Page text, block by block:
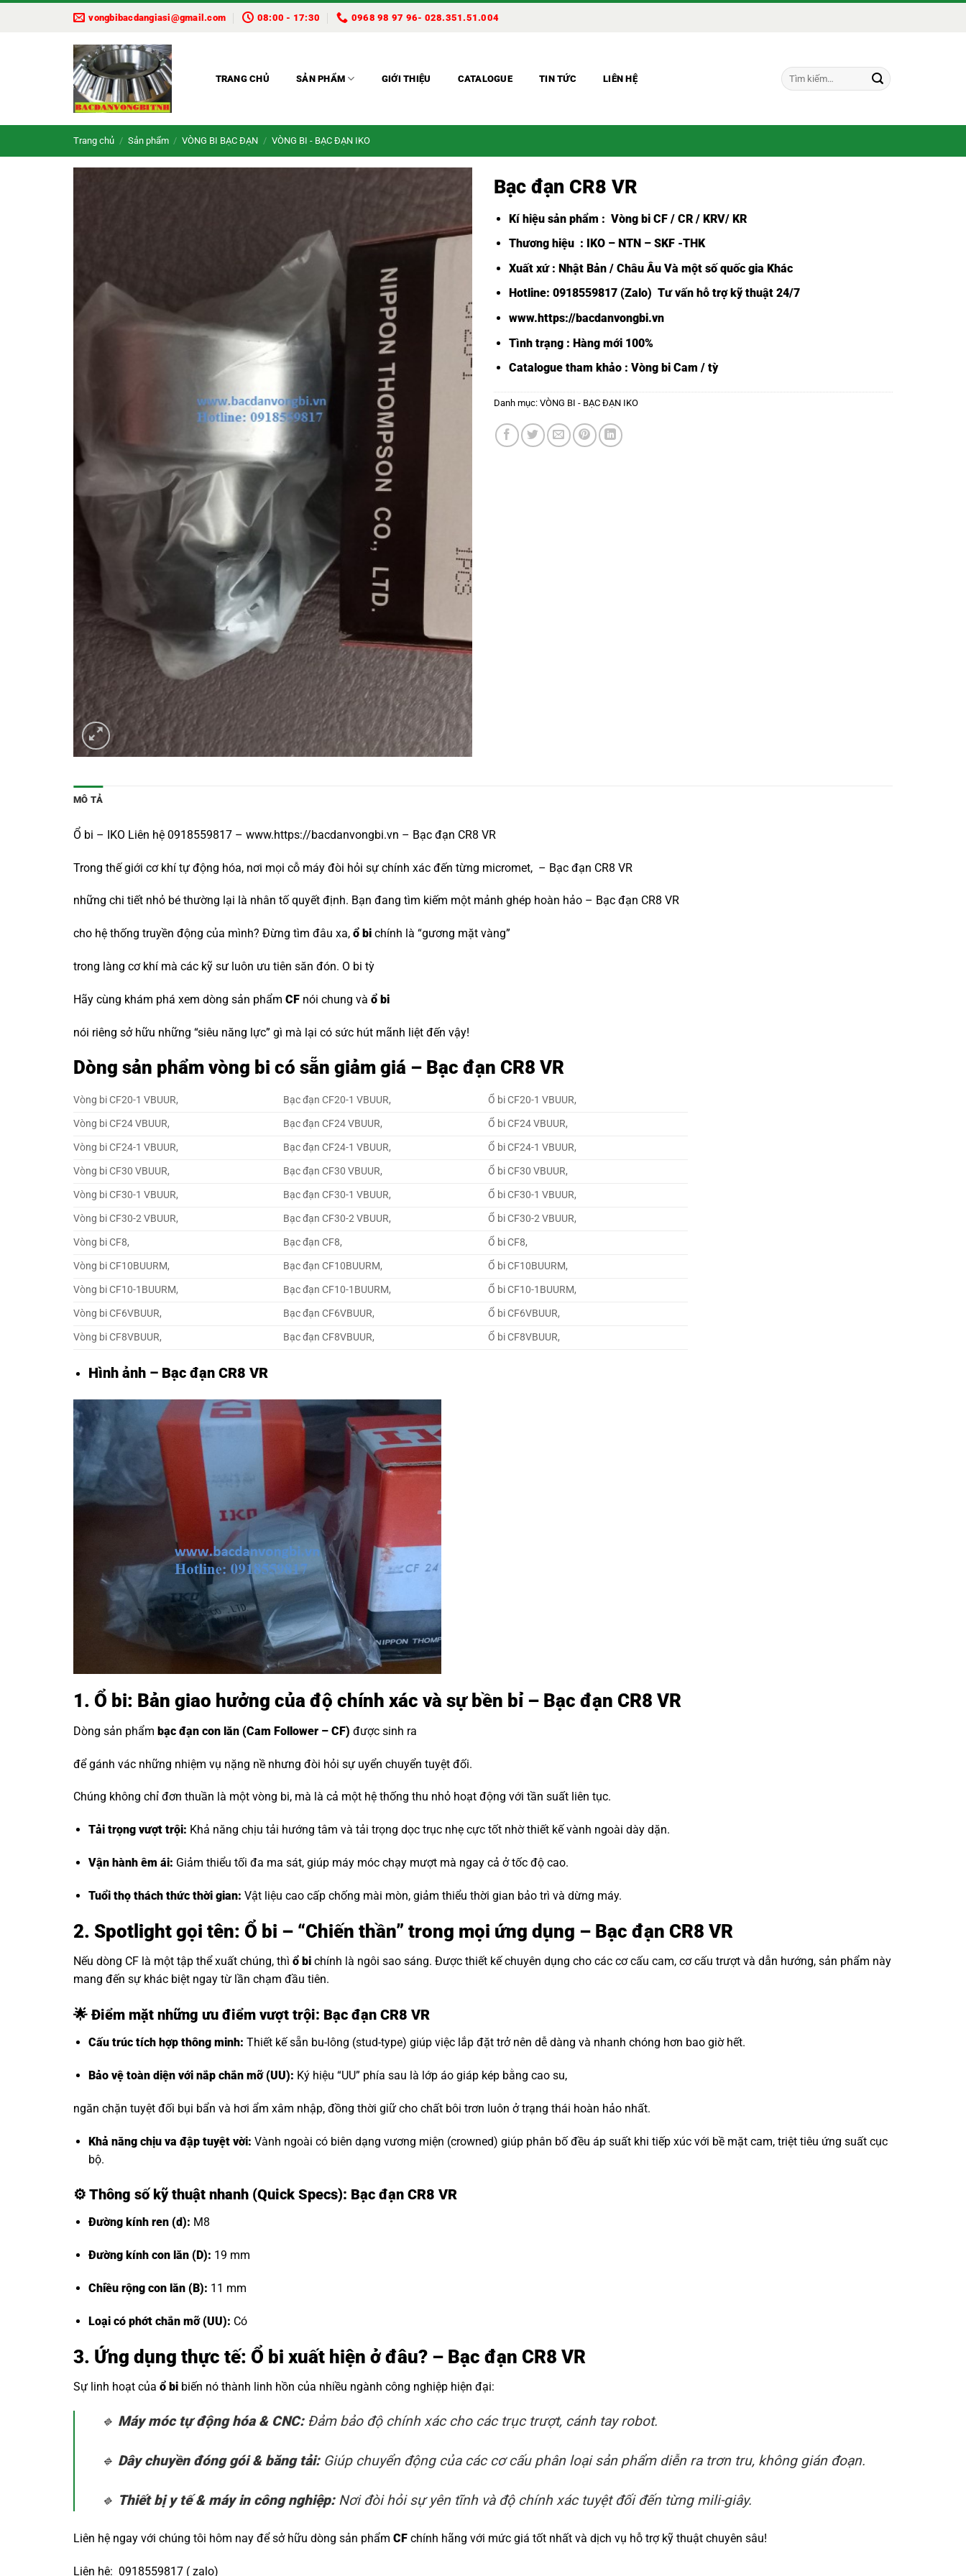
vongbibacdangiasi@gmail.com 08:00 - 17:30 0968 98 97 96- 028.351.51.004
TRANG CHỦ SẢN PHẨM GIỚI THIỆU CATALOGUE TIN TỨC LIÊN HỆ
Tìm
kiếm:
Trang chủ / Sản phẩm / VÒNG BI BẠC ĐẠN / VÒNG BI - BẠC ĐẠN IKO
Bạc đạn CR8 VR
Kí hiệu sản phẩm : Vòng bi CF / CR / KRV/ KR
Thương hiệu : IKO – NTN – SKF -THK
Xuất xứ : Nhật Bản / Châu Âu Và một số quốc gia Khác
Hotline: 0918559817 (Zalo) Tư vấn hỗ trợ kỹ thuật 24/7
www.https://bacdanvongbi.vn
Tình trạng : Hàng mới 100%
Catalogue tham khảo : Vòng bi Cam / tỳ
Danh mục: VÒNG BI - BẠC ĐẠN IKO
MÔ TẢ
Ổ bi – IKO Liên hệ 0918559817 – www.https://bacdanvongbi.vn – Bạc đạn CR8 VR
Trong thế giới cơ khí tự động hóa, nơi mọi cỗ máy đòi hỏi sự chính xác đến từng micromet, – Bạc đạn CR8 VR
những chi tiết nhỏ bé thường lại là nhân tố quyết định. Bạn đang tìm kiếm một mảnh ghép hoàn hảo – Bạc đạn CR8 VR
cho hệ thống truyền động của mình? Đừng tìm đâu xa, ổ bi chính là “gương mặt vàng”
trong làng cơ khí mà các kỹ sư luôn ưu tiên săn đón. O bi tỳ
Hãy cùng khám phá xem dòng sản phẩm CF nói chung và ổ bi
nói riêng sở hữu những “siêu năng lực” gì mà lại có sức hút mãnh liệt đến vậy!
Dòng sản phẩm vòng bi có sẵn giảm giá – Bạc đạn CR8 VR
Vòng bi CF20-1 VBUUR, Bạc đạn CF20-1 VBUUR,
Ổ bi CF20-1 VBUUR,
Vòng bi CF24 VBUUR,
Bạc đạn CF24 VBUUR,
Ổ bi CF24 VBUUR,
Vòng bi CF24-1 VBUUR,
Bạc đạn CF24-1 VBUUR,
Ổ bi CF24-1 VBUUR,
Vòng bi CF30 VBUUR,
Bạc đạn CF30 VBUUR,
Ổ bi CF30 VBUUR,
Vòng bi CF30-1 VBUUR,
Bạc đạn CF30-1 VBUUR,
Ổ bi CF30-1 VBUUR,
Vòng bi CF30-2 VBUUR,
Bạc đạn CF30-2 VBUUR,
Ổ bi CF30-2 VBUUR,
Vòng bi CF8,
Bạc đạn CF8,
Ổ bi CF8,
Vòng bi CF10BUURM,
Bạc đạn CF10BUURM,
Ổ bi CF10BUURM,
Vòng bi CF10-1BUURM,
Bạc đạn CF10-1BUURM,
Ổ bi CF10-1BUURM,
Vòng bi CF6VBUUR,
Bạc đạn CF6VBUUR,
Ổ bi CF6VBUUR,
Vòng bi CF8VBUUR,
Bạc đạn CF8VBUUR, Ổ bi CF8VBUUR,
Hình ảnh – Bạc đạn CR8 VR
1. Ổ bi: Bản giao hưởng của độ chính xác và sự bền bỉ – Bạc đạn CR8 VR
Dòng sản phẩm bạc đạn con lăn (Cam Follower – CF) được sinh ra
để gánh vác những nhiệm vụ nặng nề nhưng đòi hỏi sự uyển chuyển tuyệt đối.
Chúng không chỉ đơn thuần là một vòng bi, mà là cả một hệ thống thu nhỏ hoạt động với tần suất liên tục.
Tải trọng vượt trội: Khả năng chịu tải hướng tâm và tải trọng dọc trục nhẹ cực tốt nhờ thiết kế vành ngoài dày dặn.
Vận hành êm ái: Giảm thiểu tối đa ma sát, giúp máy móc chạy mượt mà ngay cả ở tốc độ cao.
Tuổi thọ thách thức thời gian: Vật liệu cao cấp chống mài mòn, giảm thiểu thời gian bảo trì và dừng máy.
2. Spotlight gọi tên: Ổ bi – “Chiến thần” trong mọi ứng dụng – Bạc đạn CR8 VR
Nếu dòng CF là một tập thể xuất chúng, thì ổ bi chính là ngôi sao sáng. Được thiết kế chuyên dụng cho các cơ cấu cam, cơ cấu trượt và dẫn hướng, sản phẩm này
mang đến sự khác biệt ngay từ lần chạm đầu tiên.
🌟 Điểm mặt những ưu điểm vượt trội: Bạc đạn CR8 VR
Cấu trúc tích hợp thông minh: Thiết kế sẵn bu-lông (stud-type) giúp việc lắp đặt trở nên dễ dàng và nhanh chóng hơn bao giờ hết.
Bảo vệ toàn diện với nắp chắn mỡ (UU): Ký hiệu “UU” phía sau là lớp áo giáp kép bằng cao su,
ngăn chặn tuyệt đối bụi bẩn và hơi ẩm xâm nhập, đồng thời giữ cho chất bôi trơn luôn ở trạng thái hoàn hảo nhất.
Khả năng chịu va đập tuyệt vời: Vành ngoài có biên dạng vương miện (crowned) giúp phân bố đều áp suất khi tiếp xúc với bề mặt cam, triệt tiêu ứng suất cục
bộ.
⚙️ Thông số kỹ thuật nhanh (Quick Specs): Bạc đạn CR8 VR
Đường kính ren (d): M8
Đường kính con lăn (D): 19 mm
Chiều rộng con lăn (B): 11 mm
Loại có phớt chắn mỡ (UU): Có
3. Ứng dụng thực tế: Ổ bi xuất hiện ở đâu? – Bạc đạn CR8 VR
Sự linh hoạt của ổ bi biến nó thành linh hồn của nhiều ngành công nghiệp hiện đại:
🔹 Máy móc tự động hóa & CNC:Đảm bảo độ chính xác cho các trục trượt, cánh tay robot.
🔹 Dây chuyền đóng gói & băng tải:Giúp chuyển động của các cơ cấu phân loại sản phẩm diễn ra trơn tru, không gián đoạn.
🔹 Thiết bị y tế & máy in công nghiệp:Nơi đòi hỏi sự yên tĩnh và độ chính xác tuyệt đối đến từng mili-giây.
Liên hệ ngay với chúng tôi hôm nay để sở hữu dòng sản phẩm CF chính hãng với mức giá tốt nhất và dịch vụ hỗ trợ kỹ thuật chuyên sâu!
Liên hệ: 0918559817 ( zalo)